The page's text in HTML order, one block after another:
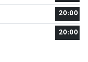
20:00
20:00